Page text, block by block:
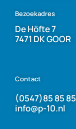
Bezoekadres
De Höfte 7
7471 DK GOOR
Contact
(0547)85 85 85
info@p-10.nl